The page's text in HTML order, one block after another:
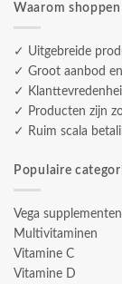
Waarom shoppen
✓ Uitgebreide
✓ Groot aanbod
✓
✓ Producten zijn
✓ Ruim scala
Populaire
Vega supplementen
Multivitaminen
Vitamine C
Vitamine D